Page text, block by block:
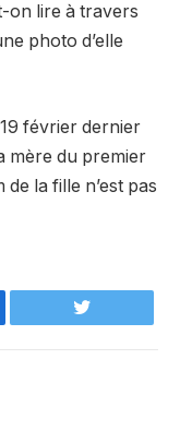
on lire à travers
photo d’elle
février dernier
mère du premier
la fille n’est pas
Twitter